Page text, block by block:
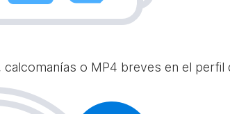
calcomanías o MP4 breves en el